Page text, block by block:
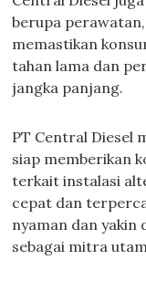
berupa
memastikan
tahan lama dan
jangka panjang.
PT Central Diesel
siap memberikan
terkait instalasi
cepat dan
nyaman dan yakin
sebagai mitra